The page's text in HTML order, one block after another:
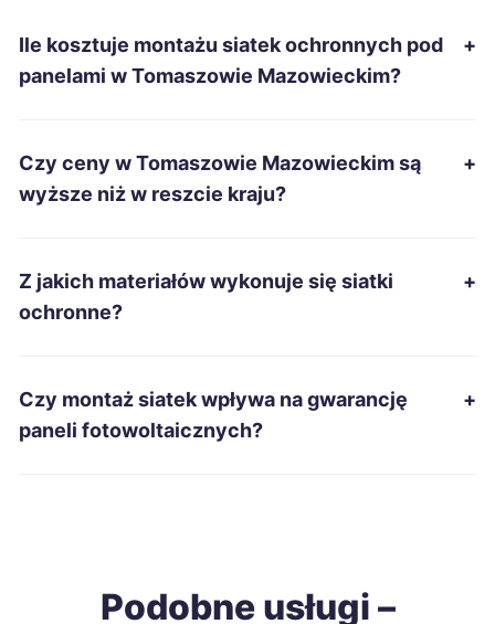
Piła 41 zł
Starachowice 41 zł
Zamość
Zawiercie
Ile kosztuje montażu siatek ochronnych pod
panelami w Tomaszowie Mazowieckim?
+
Czy ceny w Tomaszowie Mazowieckim są
wyższe niż w reszcie kraju?
+
Z jakich materiałów wykonuje się siatki
ochronne?
+
Czy montaż siatek wpływa na gwarancję
paneli fotowoltaicznych?
+
Podobne usługi –